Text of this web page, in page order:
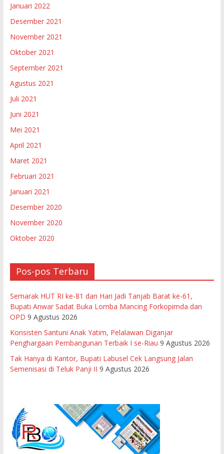
Januari 2022
Desember 2021
November 2021
Oktober 2021
September 2021
Agustus 2021
Juli 2021
Juni 2021
Mei 2021
April 2021
Maret 2021
Februari 2021
Januari 2021
Desember 2020
November 2020
Oktober 2020
Pos-pos Terbaru
Semarak HUT RI ke-81 dan Hari Jadi Tanjab Barat ke-61,
Bupati Anwar Sadat Buka Lomba Mancing Forkopimda dan
OPD 9 Agustus 2026
Konsisten Santuni Anak Yatim, Pelalawan Diganjar
Penghargaan Pembangunan Terbaik I se-Riau 9 Agustus 2026
Tak Hanya di Kantor, Bupati Labusel Cek Langsung Jalan
Semenisasi di Teluk Panji II 9 Agustus 2026